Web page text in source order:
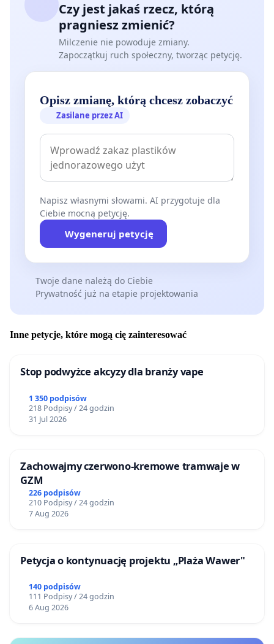
Czy jest jakaś rzecz, którą
pragniesz zmienić?
Milczenie nie powoduje zmiany.
Zapoczątkuj ruch społeczny, tworząc petycję.
Opisz zmianę, którą chcesz zobaczyć
Zasilane przez AI
Napisz własnymi słowami. AI przygotuje dla
Ciebie mocną petycję.
Wygeneruj petycję
Twoje dane należą do Ciebie
Prywatność już na etapie projektowania
Inne petycje, które mogą cię zainteresować
Stop podwyżce akcyzy dla branży vape
1 350 podpisów
218 Podpisy / 24 godzin
31 Jul 2026
Zachowajmy czerwono-kremowe tramwaje w
GZM
226 podpisów
210 Podpisy / 24 godzin
7 Aug 2026
Petycja o kontynuację projektu „Plaża Wawer"
140 podpisów
111 Podpisy / 24 godzin
6 Aug 2026